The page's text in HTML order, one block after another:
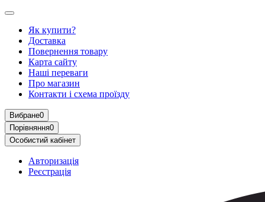
Як купити?
Доставка
Повернення товару
Карта сайту
Наші переваги
Про магазин
Контакти і схема проїзду
Вибране0
Порівняння0
Особистий кабінет
Авторизація
Реєстрація